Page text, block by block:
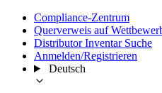
Compliance-Zentrum
Querverweis auf
Distributor Inventar Suche
Anmelden/Registrieren
Deutsch